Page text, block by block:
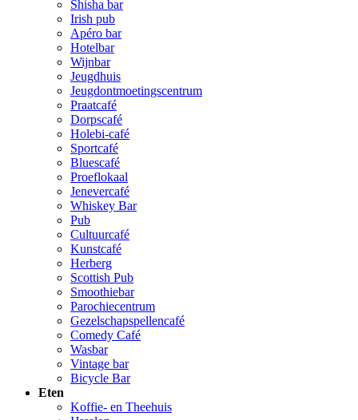
Shisha bar
Irish pub
Apéro bar
Hotelbar
Wijnbar
Jeugdhuis
Jeugdontmoetingscentrum
Praatcafé
Dorpscafé
Holebi-café
Sportcafé
Bluescafé
Proeflokaal
Jenevercafé
Whiskey Bar
Pub
Cultuurcafé
Kunstcafé
Herberg
Scottish Pub
Smoothiebar
Parochiecentrum
Gezelschapspellencafé
Comedy Café
Wasbar
Vintage bar
Bicycle Bar
Eten
Koffie- en Theehuis